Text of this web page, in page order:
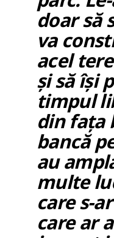
doar să
va
acel
și să își
timpul
din fața
bancă
au
multe
care s-
care ar